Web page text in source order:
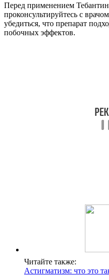
Перед применением
проконсультируйтесь с
убедиться, что препарат
побочных эффектов.
Читайте также:
Астигматизм: что это